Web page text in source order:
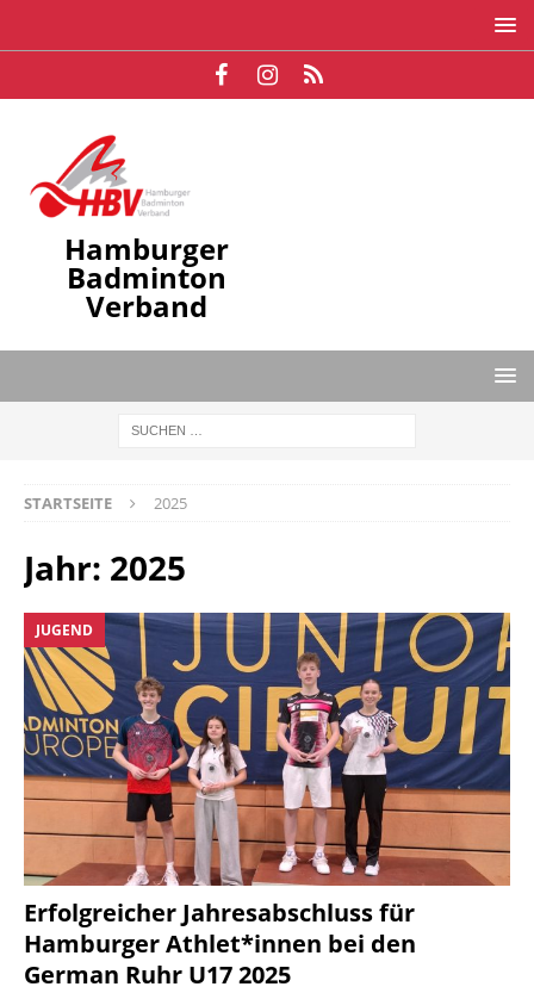
Hamburger
Badminton
Verband
STARTSEITE 2025
Jahr: 2025
JUGEND
Erfolgreicher Jahresabschluss für
Hamburger Athlet*innen bei den
German Ruhr U17 2025